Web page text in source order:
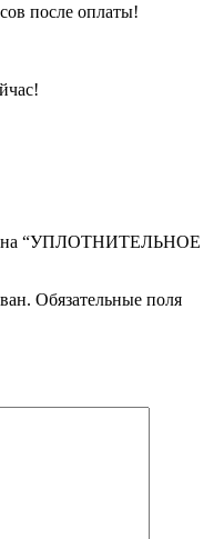
после оплаты!
на “УПЛОТНИТЕЛЬНОЕ
Обязательные поля